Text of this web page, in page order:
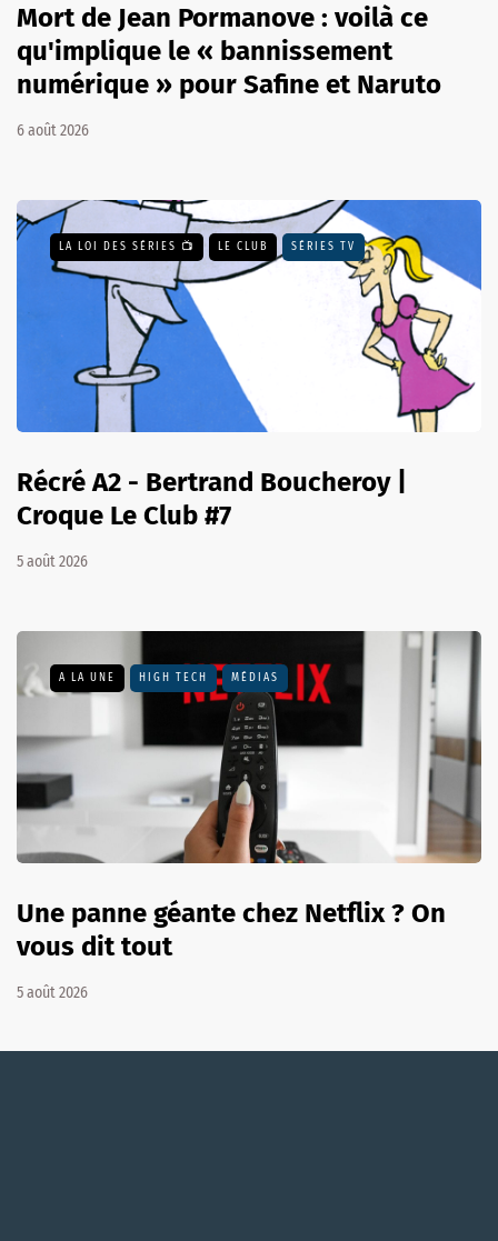
Mort de Jean Pormanove : voilà ce
qu'implique le « bannissement
numérique » pour Safine et Naruto
6 août 2026
LA LOI DES SÉRIES 📺 LE CLUB SÉRIES TV
Récré A2 - Bertrand Boucheroy |
Croque Le Club #7
5 août 2026
A LA UNE HIGH TECH MÉDIAS
Une panne géante chez Netflix ? On
vous dit tout
5 août 2026